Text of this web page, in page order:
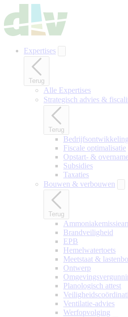
hoofdinhoud
gaan
Expertises
Terug
Alle Expertises
Strategisch advies &
Terug
Fiscale optimalisatie
Opstart- &
Subsidies
Taxaties
Bouwen & verbouwen
Terug
Brandveiligheid
EPB
Hemelwatertoets
Meetstaat &
Ontwerp
Planologisch attest
Ventilatie-advies
Werfopvolging